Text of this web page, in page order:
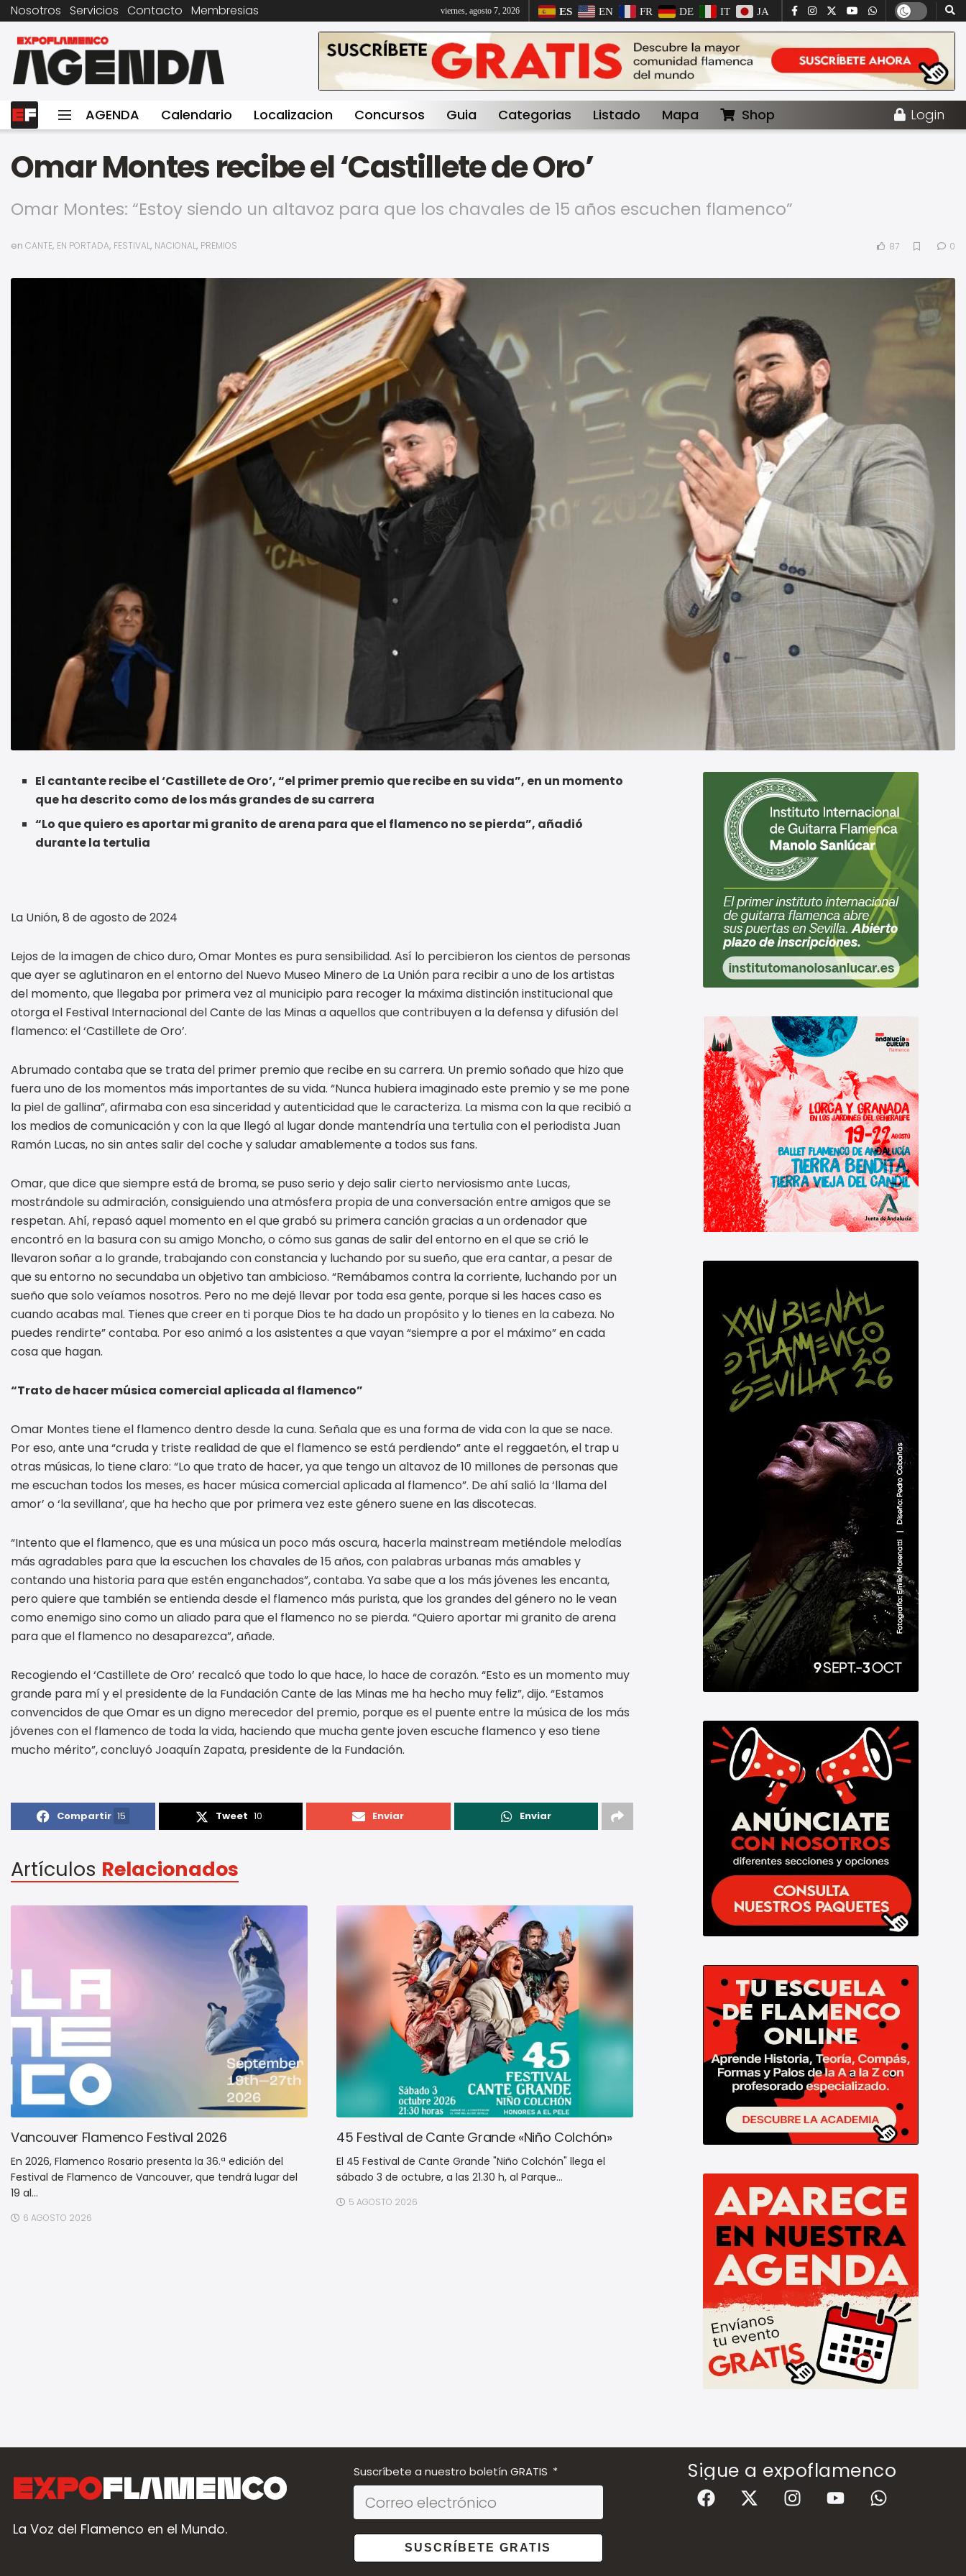
Nosotros Servicios Contacto Membresias viernes, agosto 7, 2026 ES EN FR DE IT JA
AGENDA Calendario Localizacion Concursos Guia Categorias Listado Mapa Shop Login
Omar Montes recibe el ‘Castillete de Oro’
Omar Montes: “Estoy siendo un altavoz para que los chavales de 15 años escuchen flamenco”
en CANTE, EN PORTADA, FESTIVAL, NACIONAL, PREMIOS 87 0
El cantante recibe el ‘Castillete de Oro’, “el primer premio que recibe en su vida”, en un momento
que ha descrito como de los más grandes de su carrera
“Lo que quiero es aportar mi granito de arena para que el flamenco no se pierda”, añadió
durante la tertulia
La Unión, 8 de agosto de 2024
Lejos de la imagen de chico duro, Omar Montes es pura sensibilidad. Así lo percibieron los cientos de personas
que ayer se aglutinaron en el entorno del Nuevo Museo Minero de La Unión para recibir a uno de los artistas
del momento, que llegaba por primera vez al municipio para recoger la máxima distinción institucional que
otorga el Festival Internacional del Cante de las Minas a aquellos que contribuyen a la defensa y difusión del
flamenco: el ‘Castillete de Oro’.
Abrumado contaba que se trata del primer premio que recibe en su carrera. Un premio soñado que hizo que
fuera uno de los momentos más importantes de su vida. “Nunca hubiera imaginado este premio y se me pone
la piel de gallina”, afirmaba con esa sinceridad y autenticidad que le caracteriza. La misma con la que recibió a
los medios de comunicación y con la que llegó al lugar donde mantendría una tertulia con el periodista Juan
Ramón Lucas, no sin antes salir del coche y saludar amablemente a todos sus fans.
Omar, que dice que siempre está de broma, se puso serio y dejo salir cierto nerviosismo ante Lucas,
mostrándole su admiración, consiguiendo una atmósfera propia de una conversación entre amigos que se
respetan. Ahí, repasó aquel momento en el que grabó su primera canción gracias a un ordenador que
encontró en la basura con su amigo Moncho, o cómo sus ganas de salir del entorno en el que se crió le
llevaron soñar a lo grande, trabajando con constancia y luchando por su sueño, que era cantar, a pesar de
que su entorno no secundaba un objetivo tan ambicioso. “Remábamos contra la corriente, luchando por un
sueño que solo veíamos nosotros. Pero no me dejé llevar por toda esa gente, porque si les haces caso es
cuando acabas mal. Tienes que creer en ti porque Dios te ha dado un propósito y lo tienes en la cabeza. No
puedes rendirte” contaba. Por eso animó a los asistentes a que vayan “siempre a por el máximo” en cada
cosa que hagan.
“Trato de hacer música comercial aplicada al flamenco”
Omar Montes tiene el flamenco dentro desde la cuna. Señala que es una forma de vida con la que se nace.
Por eso, ante una “cruda y triste realidad de que el flamenco se está perdiendo” ante el reggaetón, el trap u
otras músicas, lo tiene claro: “Lo que trato de hacer, ya que tengo un altavoz de 10 millones de personas que
me escuchan todos los meses, es hacer música comercial aplicada al flamenco”. De ahí salió la ‘llama del
amor’ o ‘la sevillana’, que ha hecho que por primera vez este género suene en las discotecas.
“Intento que el flamenco, que es una música un poco más oscura, hacerla mainstream metiéndole melodías
más agradables para que la escuchen los chavales de 15 años, con palabras urbanas más amables y
contando una historia para que estén enganchados”, contaba. Ya sabe que a los más jóvenes les encanta,
pero quiere que también se entienda desde el flamenco más purista, que los grandes del género no le vean
como enemigo sino como un aliado para que el flamenco no se pierda. “Quiero aportar mi granito de arena
para que el flamenco no desaparezca”, añade.
Recogiendo el ‘Castillete de Oro’ recalcó que todo lo que hace, lo hace de corazón. “Esto es un momento muy
grande para mí y el presidente de la Fundación Cante de las Minas me ha hecho muy feliz”, dijo. “Estamos
convencidos de que Omar es un digno merecedor del premio, porque es el puente entre la música de los más
jóvenes con el flamenco de toda la vida, haciendo que mucha gente joven escuche flamenco y eso tiene
mucho mérito”, concluyó Joaquín Zapata, presidente de la Fundación.
Compartir 15 Tweet 10 Enviar Enviar
Artículos Relacionados
Vancouver Flamenco Festival 2026
En 2026, Flamenco Rosario presenta la 36.ª edición del
Festival de Flamenco de Vancouver, que tendrá lugar del
19 al...
6 AGOSTO 2026
45 Festival de Cante Grande «Niño Colchón»
El 45 Festival de Cante Grande "Niño Colchón" llega el
sábado 3 de octubre, a las 21.30 h, al Parque...
5 AGOSTO 2026
La Voz del Flamenco en el Mundo.
Suscríbete a nuestro boletín GRATIS
SUSCRÍBETE GRATIS
Sigue a expoflamenco